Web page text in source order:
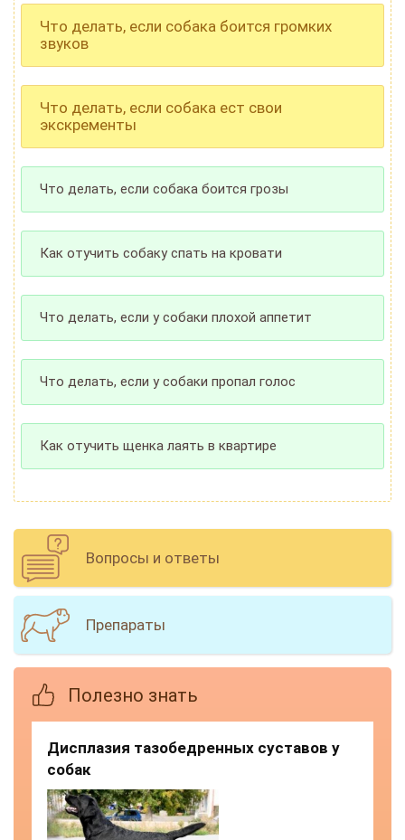
Что делать, если собака боится громких
звуков
Что делать, если собака ест свои
экскременты
Что делать, если собака боится грозы
Как отучить собаку спать на кровати
Что делать, если у собаки плохой аппетит
Что делать, если у собаки пропал голос
Как отучить щенка лаять в квартире
Вопросы и ответы
Препараты
Полезно знать
Дисплазия тазобедренных суставов у
собак